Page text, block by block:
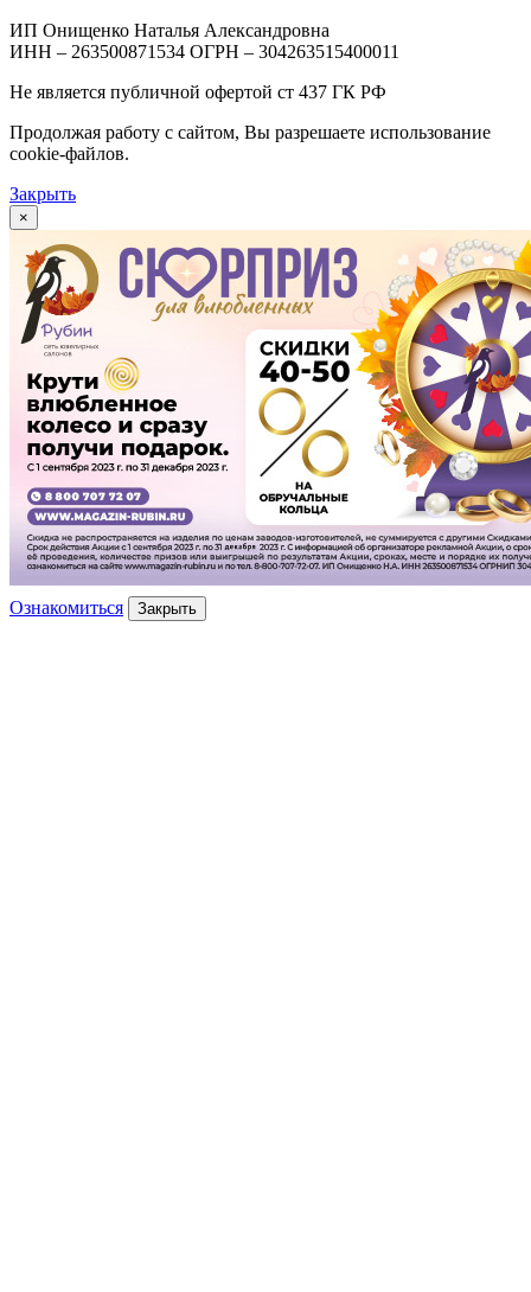
ИП Онищенко Наталья Александровна
ИНН – 263500871534 ОГРН – 304263515400011
Не является публичной офертой ст 437 ГК РФ
Продолжая работу с сайтом, Вы разрешаете использование
cookie-файлов.
Закрыть
×
Ознакомиться Закрыть